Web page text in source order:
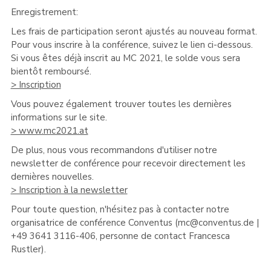
Enregistrement:
Les frais de participation seront ajustés au nouveau format.
Pour vous inscrire à la conférence, suivez le lien ci-dessous.
Si vous êtes déjà inscrit au MC 2021, le solde vous sera
bientôt remboursé.
> Inscription
Vous pouvez également trouver toutes les dernières
informations sur le site.
> www.mc2021.at
De plus, nous vous recommandons d'utiliser notre
newsletter de conférence pour recevoir directement les
dernières nouvelles.
> Inscription à la newsletter
Pour toute question, n'hésitez pas à contacter notre
organisatrice de conférence Conventus (mc@conventus.de |
+49 3641 3116-406, personne de contact Francesca
Rustler).